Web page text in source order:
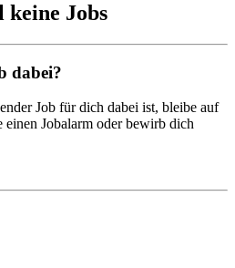
Jobs
dabei?
Job für dich dabei ist, bleibe auf
Jobalarm oder bewirb dich